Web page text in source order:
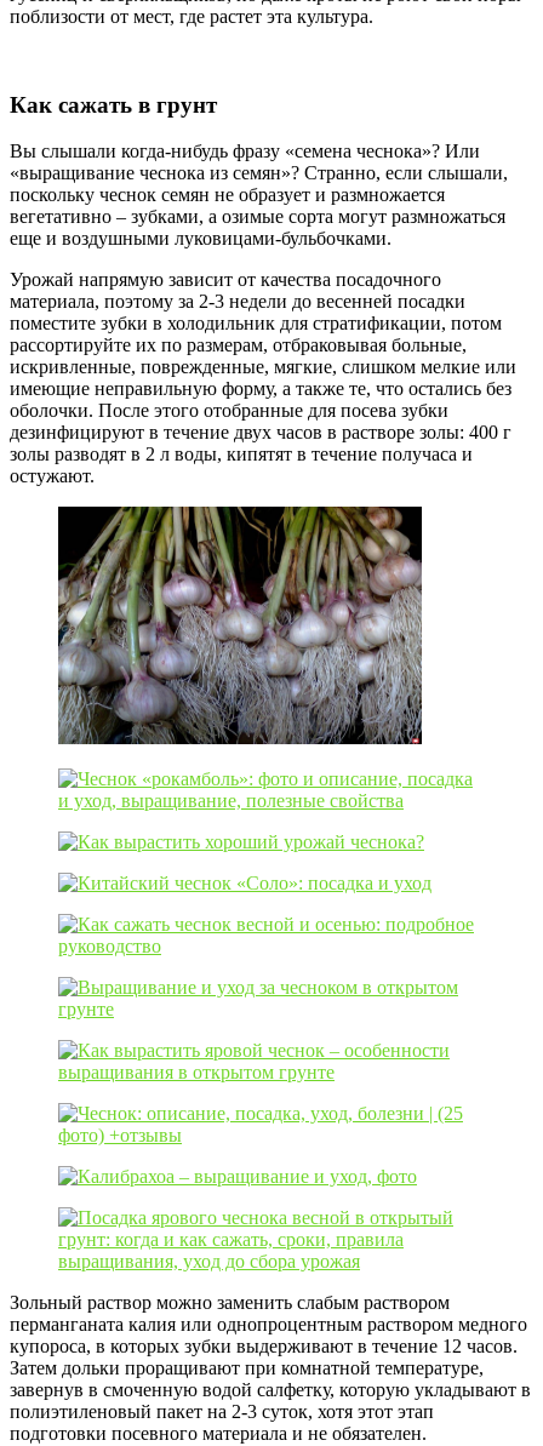
поблизости от мест, где растет эта культура.
Как сажать в грунт
Вы слышали когда-нибудь фразу «семена чеснока»? Или
«выращивание чеснока из семян»? Странно, если слышали,
поскольку чеснок семян не образует и размножается
вегетативно – зубками, а озимые сорта могут размножаться
еще и воздушными луковицами-бульбочками.
Урожай напрямую зависит от качества посадочного
материала, поэтому за 2-3 недели до весенней посадки
поместите зубки в холодильник для стратификации, потом
рассортируйте их по размерам, отбраковывая больные,
искривленные, поврежденные, мягкие, слишком мелкие или
имеющие неправильную форму, а также те, что остались без
оболочки. После этого отобранные для посева зубки
дезинфицируют в течение двух часов в растворе золы: 400 г
золы разводят в 2 л воды, кипятят в течение получаса и
остужают.
Зольный раствор можно заменить слабым раствором
перманганата калия или однопроцентным раствором медного
купороса, в которых зубки выдерживают в течение 12 часов.
Затем дольки проращивают при комнатной температуре,
завернув в смоченную водой салфетку, которую укладывают в
полиэтиленовый пакет на 2-3 суток, хотя этот этап
подготовки посевного материала и не обязателен.